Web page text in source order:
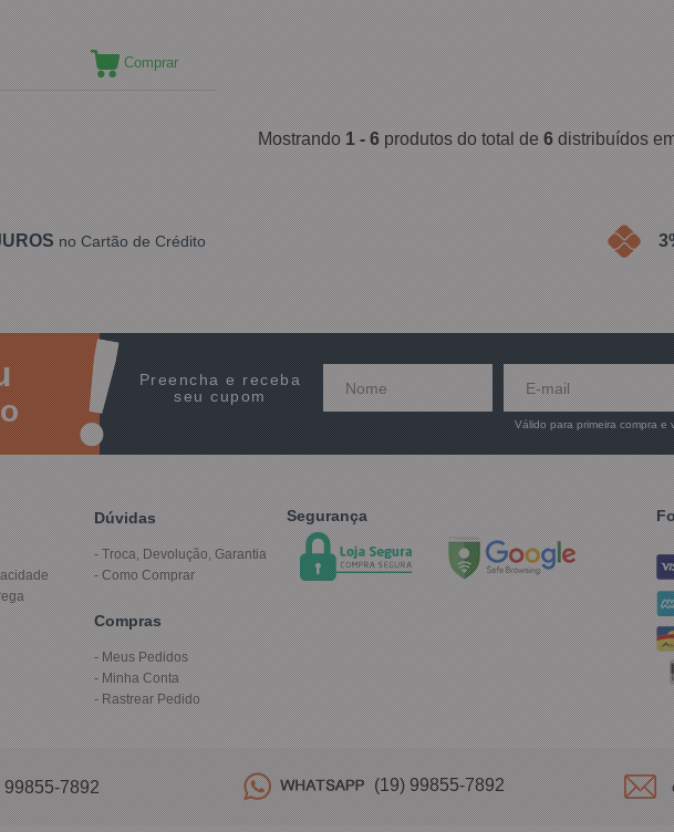
Comprar
Mostrando1 - 6produtos do total de6distribuídos
no Cartão de Crédito
Preencha e receba
seu cupom
Válido para primeira compra e
Dúvidas
Troca, Devolução, Garantia
Como Comprar
Compras
Meus Pedidos
Minha Conta
Rastrear Pedido
Segurança
99855-7892 (19) 99855-7892